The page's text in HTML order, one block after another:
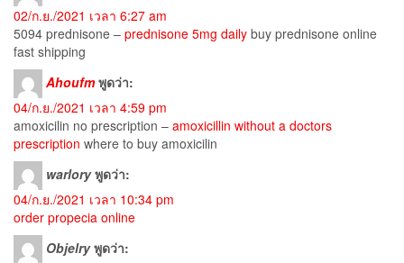
02/ก.ย./2021 เวลา 6:27 am
5094 prednisone – prednisone 5mg daily buy prednisone online
fast shipping
Ahoufm พูดว่า:
04/ก.ย./2021 เวลา 4:59 pm
amoxicilin no prescription – amoxicillin without a doctors
prescription where to buy amoxicilin
warlory พูดว่า:
04/ก.ย./2021 เวลา 10:34 pm
order propecia online
Objelry พูดว่า: